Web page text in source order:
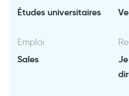
Études universitaires
Emploi
Sales